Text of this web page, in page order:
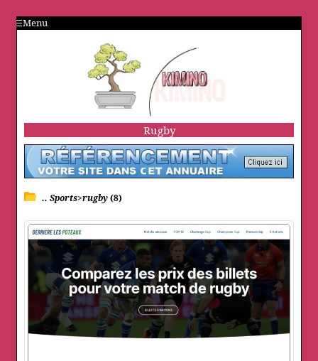
Menu
Rugby
.. Sports>rugby(8)